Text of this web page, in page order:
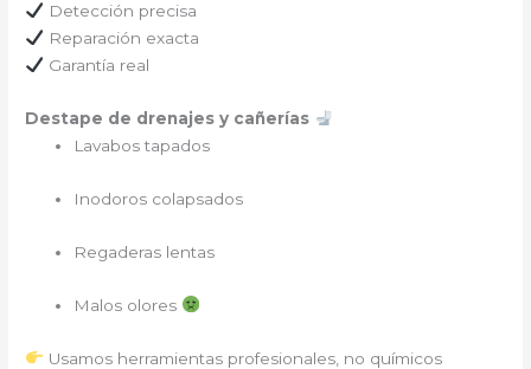
Detección precisa
Reparación exacta
Garantía real
Destape de drenajes y cañerías
Lavabos tapados
Inodoros colapsados
Regaderas lentas
Malos olores
Usamos herramientas profesionales, no químicos